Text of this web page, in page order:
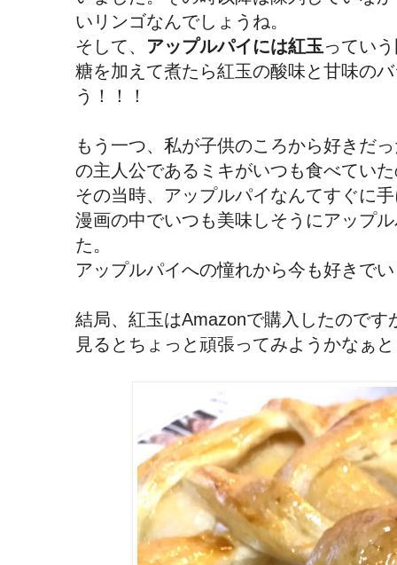
いリンゴなんでしょうね。
そして、 アップルパイには紅玉ってい
糖を加えて煮たら紅玉の酸味と甘味の
う！！！
もう一つ、私が子供のころから好きだ
の主人公であるミキがいつも食べてい
その当時、アップルパイなんてすぐに
漫画の中でいつも美味しそうにアップ
た。
アップルパイへの憧れから今も好きで
結局、紅玉はAmazonで購入したので
見るとちょっと頑張ってみようかなぁ